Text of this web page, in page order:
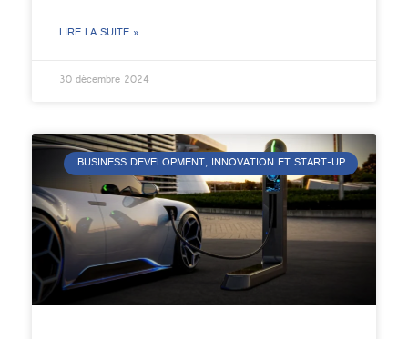
LIRE LA SUITE »
30 décembre 2024
BUSINESS DEVELOPMENT, INNOVATION ET START-UP